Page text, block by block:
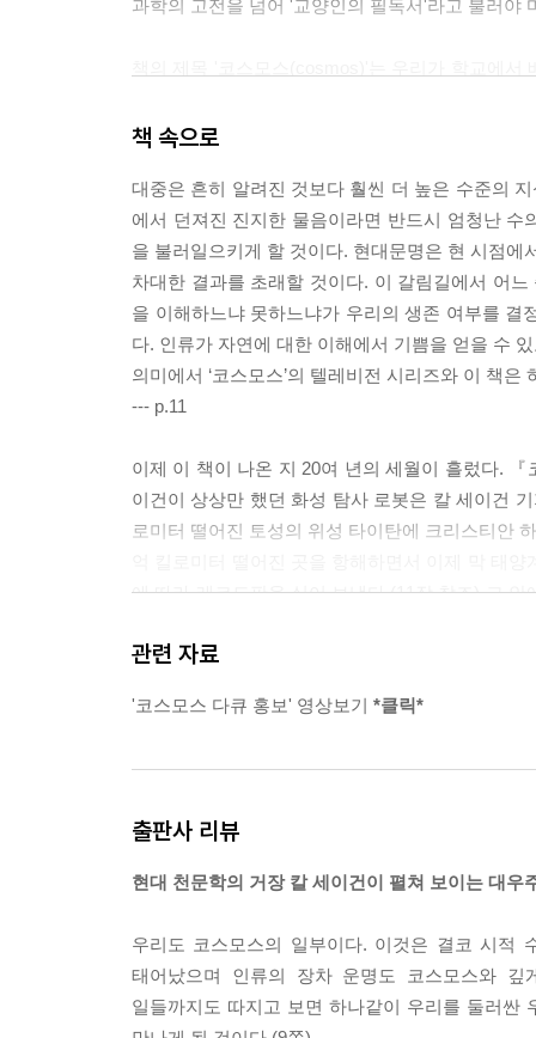
과학의 고전을 넘어 '교양인의 필독서'라고 불러야
삶과 죽음. 우주를 떠돌던 먼지가 의식 있는 생명
이 책의 또 다른 매력은 역시나 칼 세이건의
우아하면서도 경쾌하고 논리적이면서도 아름
배려한다. 요컨대 읽어가면서 전혀 지루함을
과학책이 바로 『코스모스(Cosmos)』다. 필독을
책 속으로
대중은 흔히 알려진 것보다 훨씬 더 높은 수준의
에서 던져진 진지한 물음이라면 반드시 엄청난
을 불러일으키게 할 것이다. 현대문명은 현 시점
차대한 결과를 초래할 것이다. 이 갈림길에서 어
을 이해하느냐 못하느냐가 우리의 생존 여부를
다. 인류가 자연에 대한 이해에서 기쁨을 얻을 수
의미에서 ‘코스모스’의 텔레비전 시리즈와 이 책은
--- p.11
이제 이 책이 나온 지 20여 년의 세월이 흘렀다.
이건이 상상만 했던 화성 탐사 로봇은 칼 세이건
로미터 떨어진 토성의 위성 타이탄에 크리스티안
에 따라 레코드판을 실어 보냈다.(11장 참조) 그
공할지도 모른다. 옮긴이 홍승수 교수는 이 책을
스는 인류 역사를 바꾼 고전 중의 하나로 재평가될
워 왔다. 이제야 비로소 별들을 향해 돛을 올릴 준
--- p.315
관련 자료
'코스모스 다큐 홍보' 영상보기 *클릭*
출판사 리뷰
현대 천문학의 거장 칼 세이건이 펼쳐 보이는 대우
우리도 코스모스의 일부이다. 이것은 결코 시적
태어났으며 인류의 장차 운명도 코스모스와
일들까지도 따지고 보면 하나같이 우리를 둘러싼